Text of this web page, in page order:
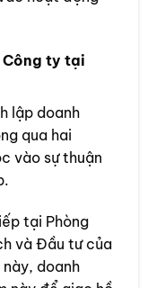
Công ty tại
lập doanh
qua hai
vào sự thuận
tại Phòng
và Đầu tư của
doanh